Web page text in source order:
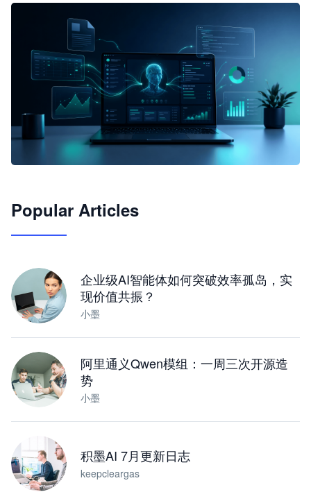
JimoClaw 桌面 AI Agent 工作台
Popular Articles
企业级AI智能体如何突破效率孤岛，实
现价值共振？
小墨
阿里通义Qwen模组：一周三次开源造
势
小墨
积墨AI 7月更新日志
keepcleargas